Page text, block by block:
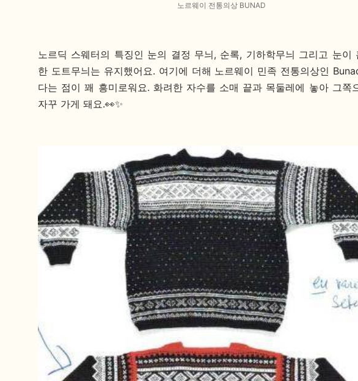
노르웨이 전통의상 BUNAD
노르딕 스웨터의 특징인 눈의 결정 무늬, 순록, 기하학무늬 그리고 눈이
한 도트무늬는 유지했어요. 여기에 더해 노르웨이 민족 전통의상인
다는 점이 꽤 흥미로워요. 화려한 자수를 소매 끝과 목둘레에 놓아 그쪽
자꾸 가게 돼요.👀✨